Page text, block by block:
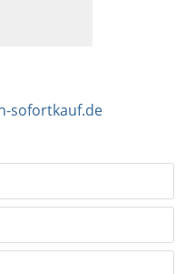
sofortkauf.de